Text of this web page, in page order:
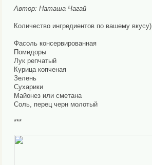
Автор: Наташа Чагай
Количество ингредиентов по вашему вкусу)
Фасоль консервированная
Помидоры
Лук репчатый
Курица копченая
Зелень
Сухарики
Майонез или сметана
Соль, перец черн молотый
***